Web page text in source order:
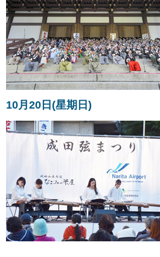
10月20日(星期日)